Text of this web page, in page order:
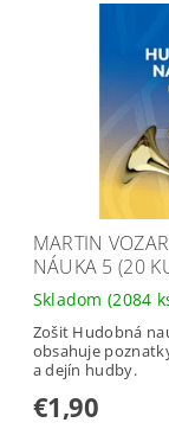
MARTIN
NÁUKA 5 (20
Skladom(2084
Zošit Hudobná
obsahuje
a dejín hudby.
€1,90